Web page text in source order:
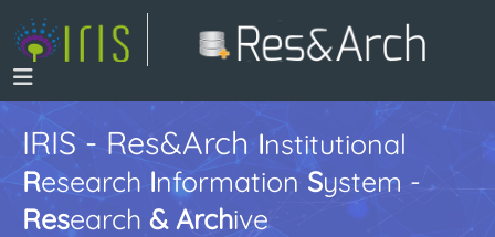
IRIS - Res&ArchInstitutional
Research InformationSystem -
Research & Archive